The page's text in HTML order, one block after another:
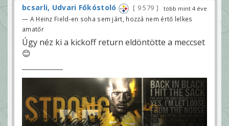
több mint 4 éve
bcsarli, Udvari Főkóstoló 9 579
— A Heinz Field-en soha sem járt, hozzá nem értő lelkes
amatőr
Úgy néz ki a kickoff return eldöntötte a meccset
😊